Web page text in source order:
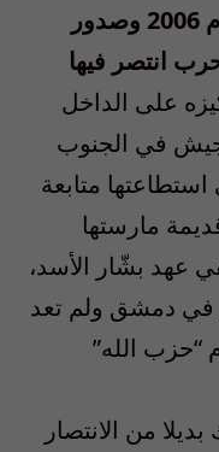
تغيّر الكثير بعد حرب صيف العام 2006 وصدور
تلك حرب انتصر فيها
على الداخل
في الجنوب
متابعة
مارستها
عهد بشّار الأسد،
في دمشق ولم تعد
“حزب الله”
من الانتصار